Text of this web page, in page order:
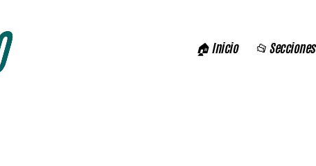
🏠 Inicio 📂 Secciones